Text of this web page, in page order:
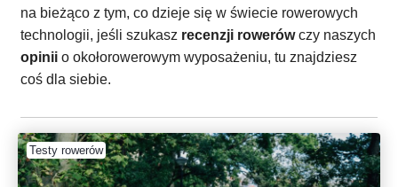
na bieżąco z tym, co dzieje się w świecie rowerowych
technologii, jeśli szukasz recenzji rowerówczy naszych
opiniio okołorowerowym wyposażeniu, tu znajdziesz
coś dla siebie.
Testy rowerów